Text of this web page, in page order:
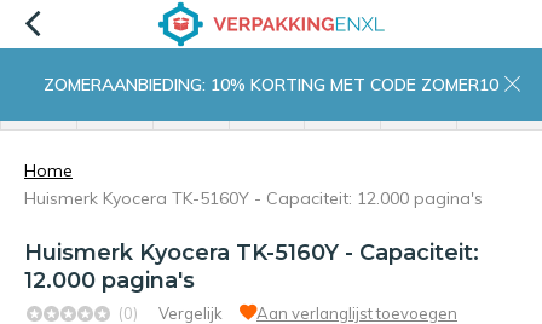
ZOMERAANBIEDING: 10% KORTING MET CODE ZOMER10
Home
Huismerk Kyocera TK-5160Y - Capaciteit: 12.000 pagina's
Huismerk Kyocera TK-5160Y - Capaciteit:
12.000 pagina's
(0) Vergelijk Aan verlanglijst toevoegen